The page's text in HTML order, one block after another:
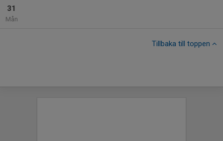
31
Mån
Tillbaka till toppen